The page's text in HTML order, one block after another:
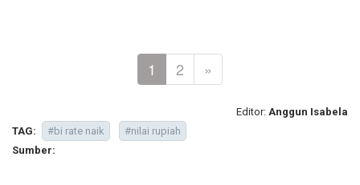
1 2 »
Editor: Anggun Isabela
TAG:
#bi rate naik
#nilai rupiah
Sumber: